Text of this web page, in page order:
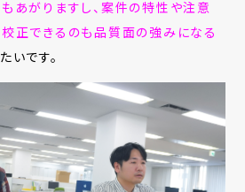
あがりますし、案件の特性や注意
正できるのも品質面の強みになる
いです。